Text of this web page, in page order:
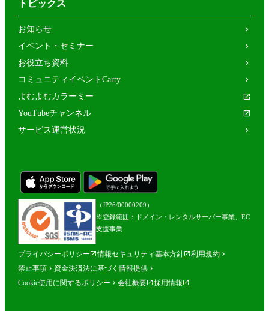
トピックス
お知らせ
イベント・セミナー
お役立ち資料
コミュニティイベントCarty
よむよむカラーミー
YouTubeチャンネル
サービス運営状況
（JP26/00000209）
※登録範囲：ドメイン・レンタルサーバー事業、EC
支援事業
プライバシーポリシー 情報セキュリティ基本方針
利用規約
禁止事項
資金決済法に基づく情報提供
Cookie使用に関するポリシー
会社概要 採用情報